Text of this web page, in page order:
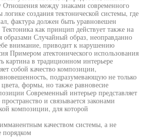
Отношения между знаками современного
создания тектонической системы, где
фактура должен быть уравновешен
как принцип действует также на
образами Случайный образ, неоправданно
внимание, приводит к нарушению
Примером атектонического использования
картина в традиционном интерьере
собой качество композиции,
подразумевающую не только
формы, но также равновесие
Современный интерьер представляет
и связывается законами
композиции, для которой
имманентным качеством системы, а не
порядком